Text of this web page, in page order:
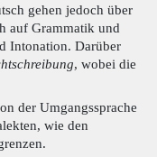
gehen jedoch über
auf Grammatik und
Intonation. Darüber
, wobei die
der Umgangssprache
wie den